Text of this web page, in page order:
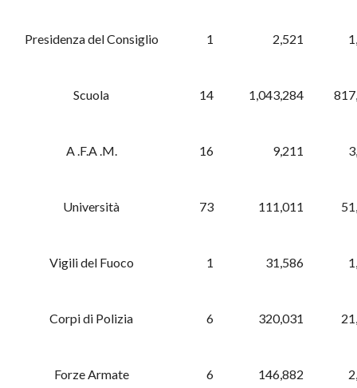
Presidenza del Consiglio 1 2,521
Scuola 14 1,043,284
A .F.A .M. 16 9,211
Università 73 111,011
Vigili del Fuoco 1 31,586
Corpi di Polizia 6 320,031
Forze Armate 6 146,882